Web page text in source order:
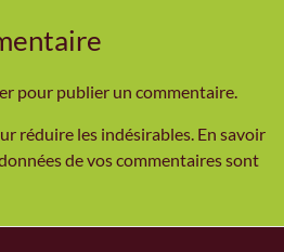
pour publier un commentaire.
réduire les indésirables. En savoir
de vos commentaires sont